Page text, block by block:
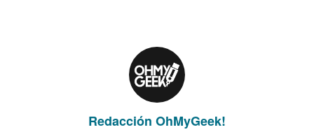
Redacción OhMyGeek!